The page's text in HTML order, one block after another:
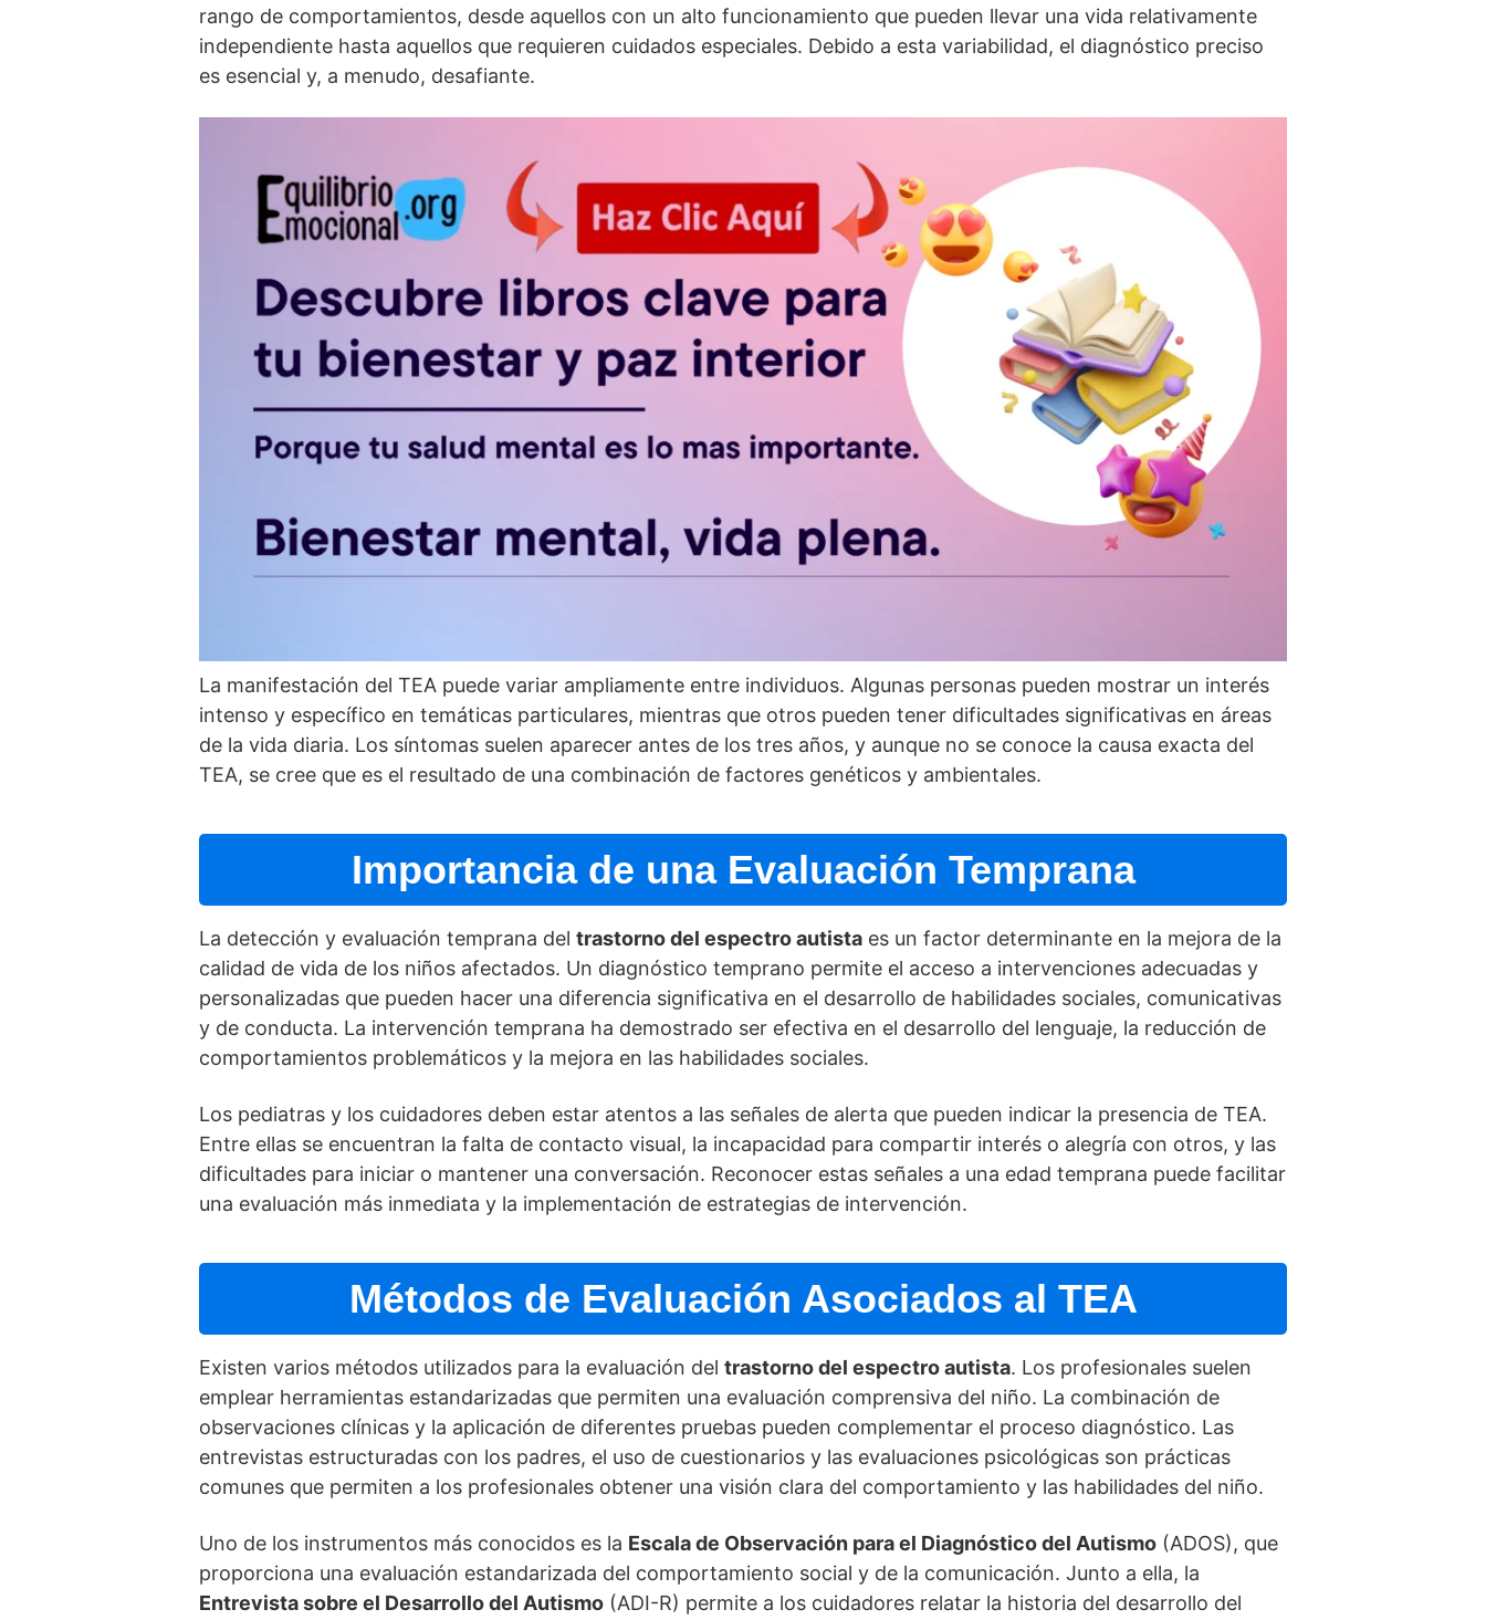
rango de comportamientos, desde aquellos con un alto funcionamiento que pueden llevar una vida relativamente
independiente hasta aquellos que requieren cuidados especiales. Debido a esta variabilidad, el diagnóstico preciso
es esencial y, a menudo, desafiante.
La manifestación del TEA puede variar ampliamente entre individuos. Algunas personas pueden mostrar un interés
intenso y especí­fico en temáticas particulares, mientras que otros pueden tener dificultades significativas en áreas
de la vida diaria. Los sí­ntomas suelen aparecer antes de los tres años, y aunque no se conoce la causa exacta del
TEA, se cree que es el resultado de una combinación de factores genéticos y ambientales.
Importancia de una Evaluación Temprana
La detección y evaluación temprana del trastorno del espectro autista es un factor determinante en la mejora de la
calidad de vida de los niños afectados. Un diagnóstico temprano permite el acceso a intervenciones adecuadas y
personalizadas que pueden hacer una diferencia significativa en el desarrollo de habilidades sociales, comunicativas
y de conducta. La intervención temprana ha demostrado ser efectiva en el desarrollo del lenguaje, la reducción de
comportamientos problemáticos y la mejora en las habilidades sociales.
Los pediatras y los cuidadores deben estar atentos a las señales de alerta que pueden indicar la presencia de TEA.
Entre ellas se encuentran la falta de contacto visual, la incapacidad para compartir interés o alegrí­a con otros, y las
dificultades para iniciar o mantener una conversación. Reconocer estas señales a una edad temprana puede facilitar
una evaluación más inmediata y la implementación de estrategias de intervención.
Métodos de Evaluación Asociados al TEA
Existen varios métodos utilizados para la evaluación del trastorno del espectro autista. Los profesionales suelen
emplear herramientas estandarizadas que permiten una evaluación comprensiva del niño. La combinación de
observaciones clí­nicas y la aplicación de diferentes pruebas pueden complementar el proceso diagnóstico. Las
entrevistas estructuradas con los padres, el uso de cuestionarios y las evaluaciones psicológicas son prácticas
comunes que permiten a los profesionales obtener una visión clara del comportamiento y las habilidades del niño.
Uno de los instrumentos más conocidos es la Escala de Observación para el Diagnóstico del Autismo (ADOS), que
proporciona una evaluación estandarizada del comportamiento social y de la comunicación. Junto a ella, la
Entrevista sobre el Desarrollo del Autismo (ADI-R) permite a los cuidadores relatar la historia del desarrollo del